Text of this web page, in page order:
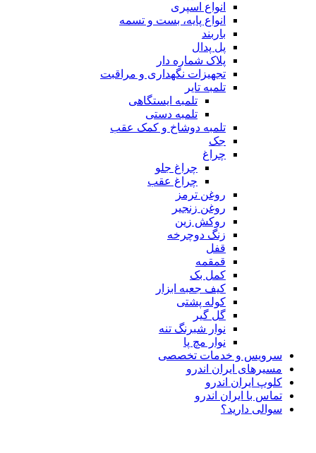
انواع اسپری
انواع پایه، بست و تسمه
باربند
پل پدال
پلاک شماره دار
تجهیزات نگهداری و مراقبت
تلمبه تایر
تلمبه ایستگاهی
تلمبه دستی
تلمبه دوشاخ و کمک عقب
جک
چراغ
چراغ جلو
چراغ عقب
روغن ترمز
روغن زنجیر
روکش زین
زنگ دوچرخه
قفل
قمقمه
کمل بک
کیف جعبه ابزار
کوله پشتی
گل گیر
نوار شبرنگ تنه
نوار مچ پا
سرویس و خدمات تخصصی
مسیرهای ایران اندرو
کلوپ ایران اندرو
تماس با ایران اندرو
سوالی دارید؟